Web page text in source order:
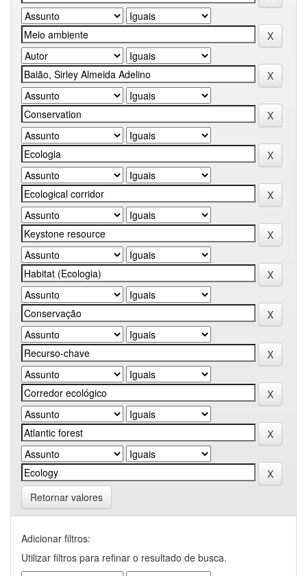
Retornar valores
Adicionar filtros:
Utilizar filtros para refinar o resultado de busca.